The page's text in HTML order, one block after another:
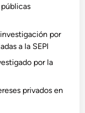
públicas
por
a la SEPI
por la
privados en